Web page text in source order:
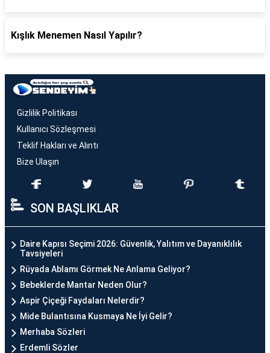
Kışlık Menemen Nasıl Yapılır?
Gizlilik Politikası
Kullanıcı Sözleşmesi
Teklif Hakları ve Alıntı
Bize Ulaşın
SON BAŞLIKLAR
Daire Kapısı Seçimi 2026: Güvenlik, Yalıtım ve Dayanıklılık
Tavsiyeleri
Rüyada Ablamı Görmek Ne Anlama Geliyor?
Bebeklerde Mantar Neden Olur?
Aspir Çiçeği Faydaları Nelerdir?
Mide Bulantısına Kusmaya Ne İyi Gelir?
Merhaba Sözleri
Erdemli Sözler